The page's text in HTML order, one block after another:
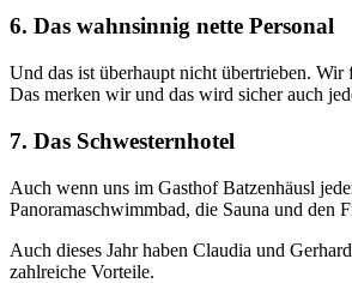
6. Das wahnsinnig nette Personal
Und das ist überhaupt nicht übertrieben.
Das merken wir und das wird sicher auch
7. Das Schwesternhotel
Auch wenn uns im Gasthof Batzenhäusl
Panoramaschwimmbad, die Sauna und den
Auch dieses Jahr haben Claudia und
zahlreiche Vorteile.